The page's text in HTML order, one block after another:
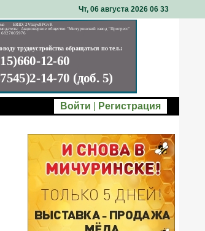
Чт, 06 августа 2026 06: 33
Войти Регистрация